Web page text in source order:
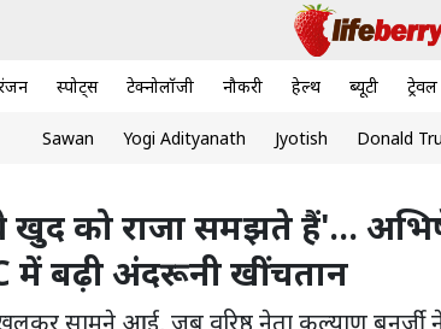
स्पोर्ट्स टेक्नोलॉजी नौकरी हेल्थ ब्यूटी ट्रेवल
Sawan Yogi Adityanath Jyotish Donald
खुद को राजा समझते हैं'...
में बढ़ी अंदरूनी खींचतान
सामने आई, जब वरिष्ठ नेता कल्याण बनर्जी